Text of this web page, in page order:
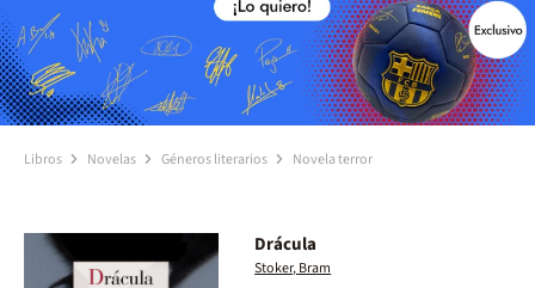
Libros Novelas Géneros literarios Novela terror
Drácula
Stoker, Bram